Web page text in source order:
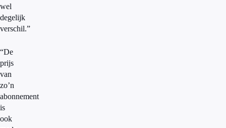
wel
degelijk
verschil.”
“De
prijs
van
zo’n
abonnement
is
ook